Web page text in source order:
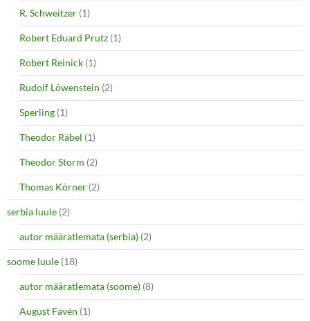
R. Schweitzer (1)
Robert Eduard Prutz (1)
Robert Reinick (1)
Rudolf Löwenstein (2)
Sperling (1)
Theodor Räbel (1)
Theodor Storm (2)
Thomas Körner (2)
serbia luule (2)
autor määratlemata (serbia) (2)
soome luule (18)
autor määratlemata (soome) (8)
August Favén (1)